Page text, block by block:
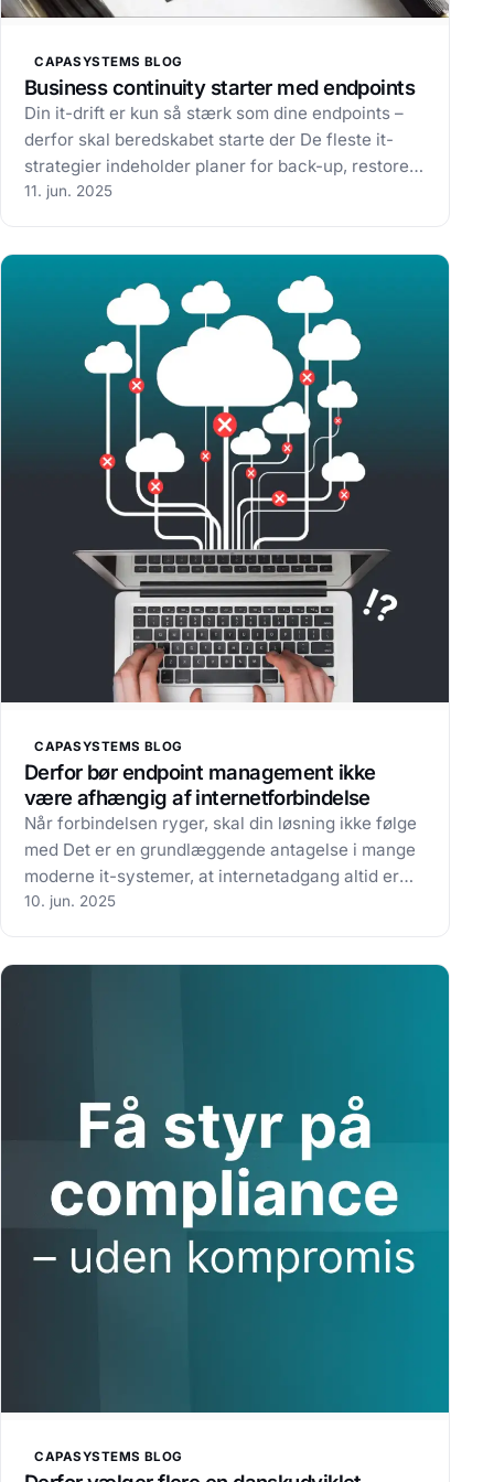
CAPASYSTEMS BLOG
Business continuity starter med endpoints
Din it-drift er kun så stærk som dine endpoints –
derfor skal beredskabet starte der De fleste it-
strategier indeholder planer for back-up, restore
og krisehåndtering. Men ét afgørende område
11. jun. 2025
CAPASYSTEMS BLOG
Derfor bør endpoint management ikke
være afhængig af internetforbindelse
Når forbindelsen ryger, skal din løsning ikke følge
med Det er en grundlæggende antagelse i mange
moderne it-systemer, at internetadgang altid er
tilgængelig. Men realiteten er, at
10. jun. 2025
CAPASYSTEMS BLOG